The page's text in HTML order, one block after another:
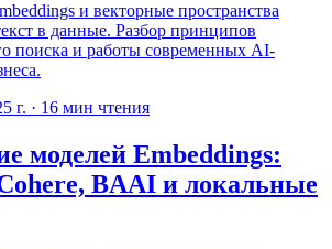
и векторные пространства
в данные. Разбор принципов
поиска и работы современных AI-
г. · 16 мин чтения
моделей Embeddings:
BAAI и локальные